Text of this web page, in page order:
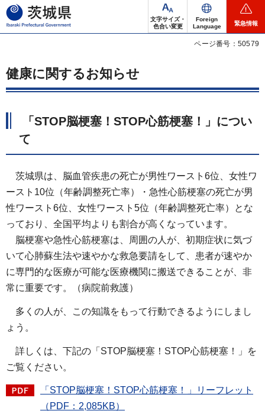
茨城県
文字サイズ・
色合い変更
Foreign
Language
緊急情報
ページ番号：50579
健康に関するお知らせ
「STOP脳梗塞！STOP心筋梗塞！」につい
て
茨城県は、脳血管疾患の死亡が男性ワースト6位、女性ワ
ースト10位（年齢調整死亡率）・急性心筋梗塞の死亡が男
性ワースト6位、女性ワースト5位（年齢調整死亡率）とな
っており、全国平均よりも割合が高くなっています。
脳梗塞や急性心筋梗塞は、周囲の人が、初期症状に気づ
いて心肺蘇生法や速やかな救急要請をして、患者が速やか
に専門的な医療が可能な医療機関に搬送できることが、非
常に重要です。（病院前救護）
多くの人が、この知識をもって行動できるようにしまし
ょう。
詳しくは、下記の「STOP脳梗塞！STOP心筋梗塞！」を
ご覧ください。
「STOP脳梗塞！STOP心筋梗塞！」リーフレット
（PDF：2,085KB）